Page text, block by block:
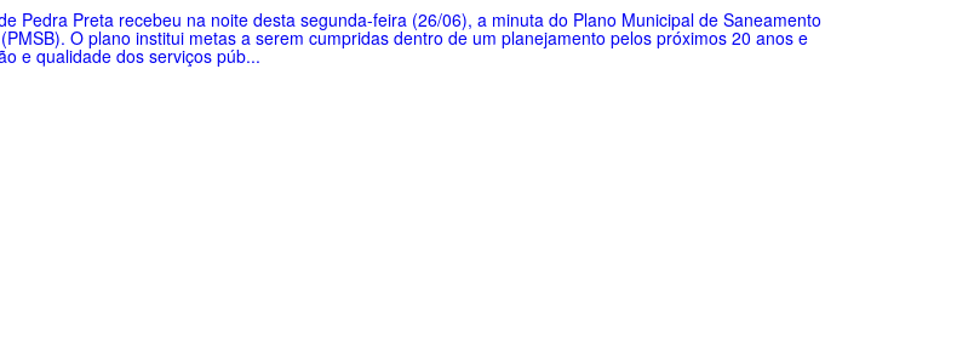
Pedra Preta recebeu na noite desta segunda-feira (26/06), a minuta do Plano Municipal de Saneamento
O plano institui metas a serem cumpridas dentro de um planejamento pelos próximos 20 anos e
e qualidade dos serviços púb...